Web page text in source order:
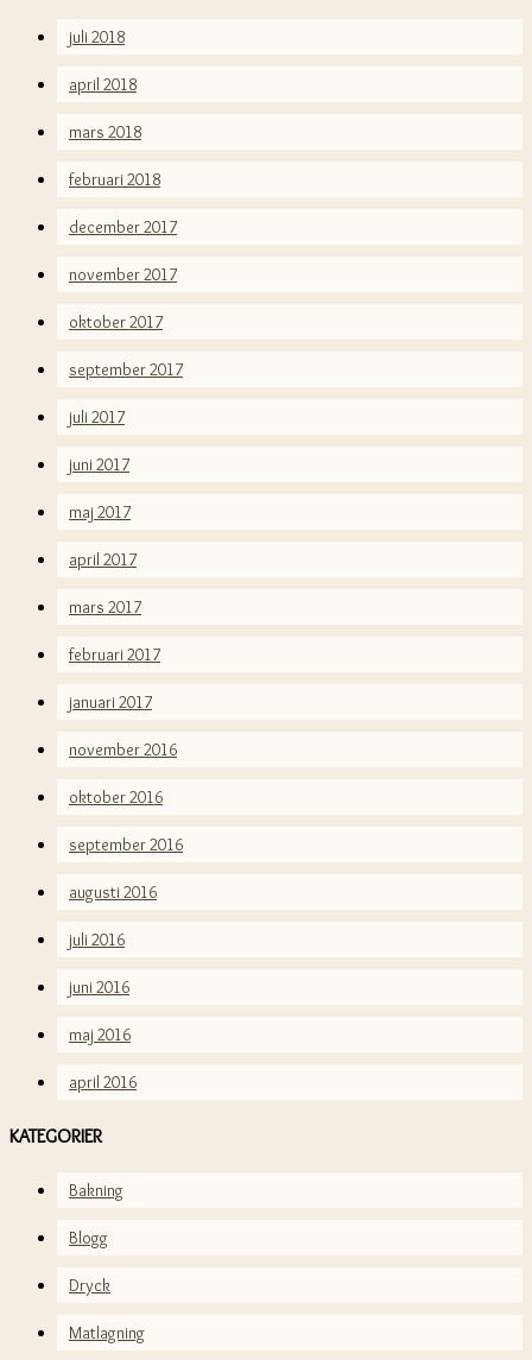
juli 2018
april 2018
mars 2018
februari 2018
december 2017
november 2017
oktober 2017
september 2017
juli 2017
juni 2017
maj 2017
april 2017
mars 2017
februari 2017
januari 2017
november 2016
oktober 2016
september 2016
augusti 2016
juli 2016
juni 2016
maj 2016
april 2016
KATEGORIER
Bakning
Blogg
Dryck
Matlagning